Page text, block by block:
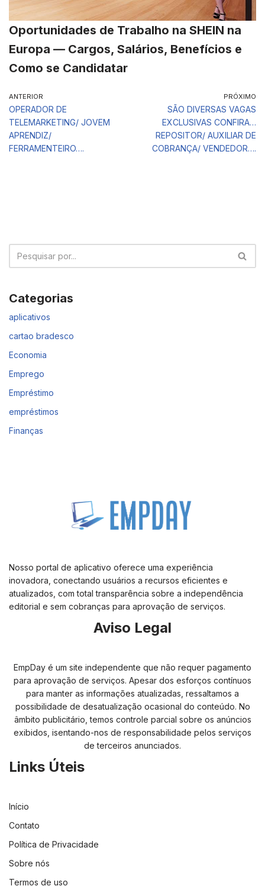
Oportunidades de Trabalho na SHEIN na
Europa — Cargos, Salários, Benefícios e
Como se Candidatar
ANTERIOR
OPERADOR DE
TELEMARKETING/ JOVEM
APRENDIZ/
FERRAMENTEIRO….
PRÓXIMO
SÃO DIVERSAS VAGAS
EXCLUSIVAS CONFIRA…
REPOSITOR/ AUXILIAR DE
COBRANÇA/ VENDEDOR….
Categorias
aplicativos
cartao bradesco
Economia
Emprego
Empréstimo
empréstimos
Finanças
Nosso portal de aplicativo oferece uma experiência
inovadora, conectando usuários a recursos eficientes e
atualizados, com total transparência sobre a independência
editorial e sem cobranças para aprovação de serviços.
Aviso Legal
EmpDay é um site independente que não requer pagamento
para aprovação de serviços. Apesar dos esforços contínuos
para manter as informações atualizadas, ressaltamos a
possibilidade de desatualização ocasional do conteúdo. No
âmbito publicitário, temos controle parcial sobre os anúncios
exibidos, isentando-nos de responsabilidade pelos serviços
de terceiros anunciados.
Links Úteis
Início
Contato
Política de Privacidade
Sobre nós
Termos de uso